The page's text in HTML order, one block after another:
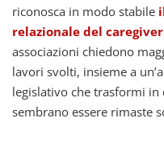
riconosca in modo stabile
relazionale del
associazioni chiedono
lavori svolti, insieme a
legislativo che trasformi
sembrano essere rimaste